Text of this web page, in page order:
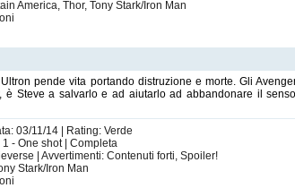
America, Thor, Tony Stark/Iron Man
pende vita portando distruzione e morte. Gli
è Steve a salvarlo e ad aiutarlo ad abbandonare il
03/11/14 | Rating: Verde
- One shot | Completa
| Avvertimenti: Contenuti forti, Spoiler!
Stark/Iron Man